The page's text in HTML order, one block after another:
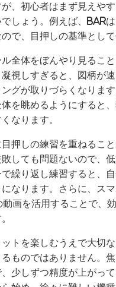
、初心者はまず見えや
しょう。例えば、BAR
で、目押しの基準として
全体をぼんやり見るこ
視しすぎると、図柄が
ングが取りづらくなりま
を眺めるようにすると
なります。
目押しの練習を重ねるこ
しても問題ないので、
繰り返し練習すると、
なります。さらに、ス
画を活用することで、効
ットを楽しむうえで大切
るものではありません。
少しずつ精度が上がっ